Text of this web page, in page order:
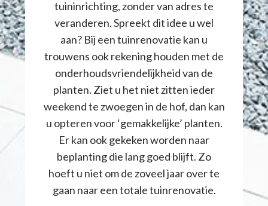
tuininrichting, zonder van adres te
veranderen. Spreekt dit idee u wel
aan? Bij een tuinrenovatie kan u
trouwens ook rekening houden met de
onderhoudsvriendelijkheid van de
planten. Ziet u het niet zitten ieder
weekend te zwoegen in de hof, dan kan
u opteren voor ‘gemakkelijke’ planten.
Er kan ook gekeken worden naar
beplanting die lang goed blijft. Zo
hoeft u niet om de zoveel jaar over te
gaan naar een totale tuinrenovatie.